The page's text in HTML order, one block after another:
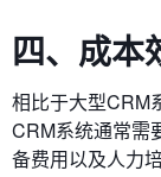
四、成本
相比于大型CRM
CRM系统通常需
备费用以及人力